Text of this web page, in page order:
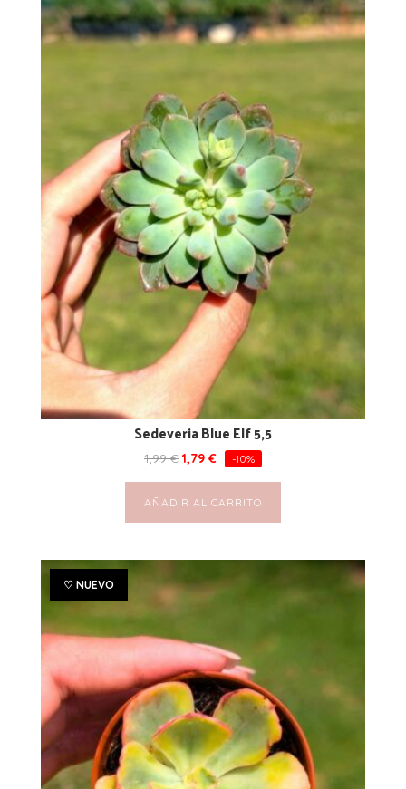
Sedeveria Blue Elf 5,5
1,99€ 1,79 € -10%
AÑADIR AL CARRITO
♡ NUEVO